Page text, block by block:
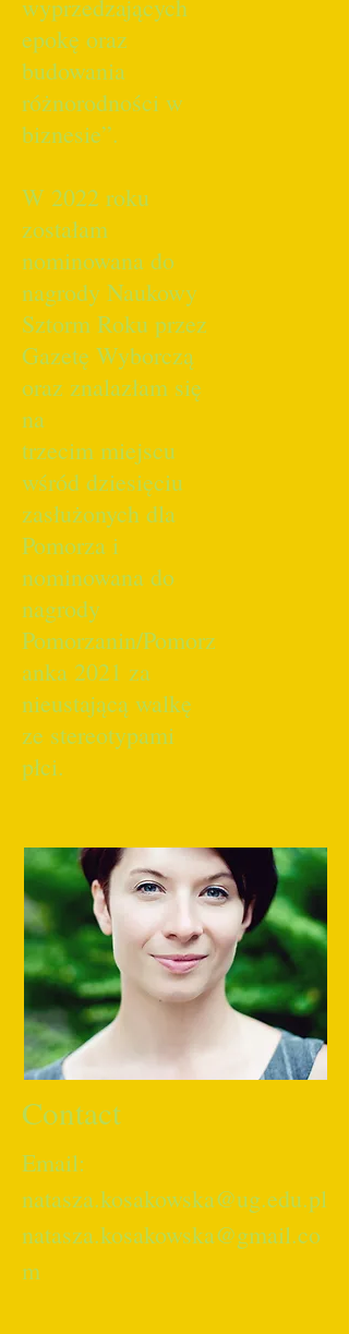
wyprzedzających
epokę oraz
budowania
różnorodności w
biznesie”.
W 2022 roku
zostałam
nominowana do
nagrody Naukowy
Sztorm Roku przez
Gazetę Wyborczą
oraz znalazłam się
na
trzecim miejscu
wśród dziesięciu
zasłużonych dla
Pomorza i
nominowana do
nagrody
Pomorzanin/Pomorz
anka 2021 za
nieustającą walkę
ze stereotypami
płci.
Contact
Email:
natasza.kosakowska@ug.edu.pl
natasza.kosakowska@gmail.co
m